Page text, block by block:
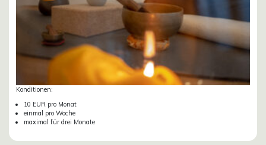
Konditionen:
10 EUR pro Monat
einmal pro Woche
maximal für drei Monate